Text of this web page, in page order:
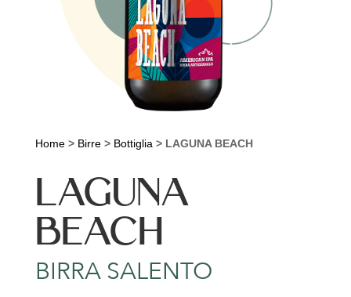
Home> Birre> Bottiglia > LAGUNA BEACH
LAGUNA
BEACH
BIRRA SALENTO